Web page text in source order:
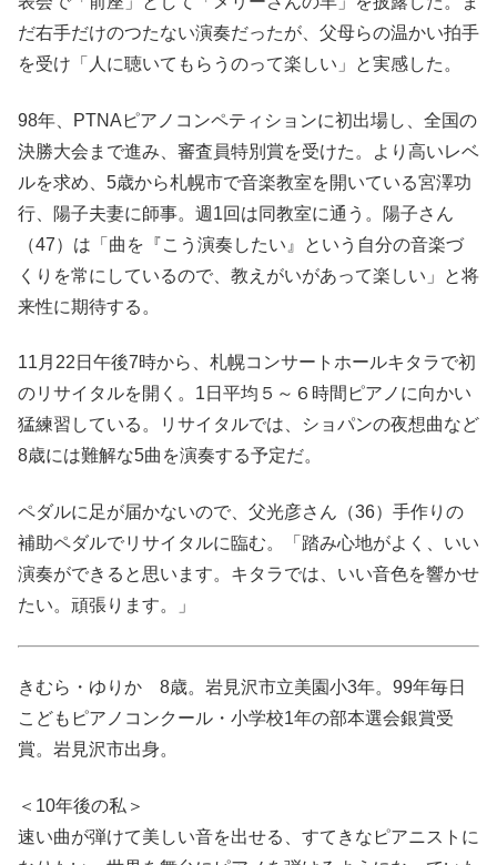
だ右手だけのつたない演奏だったが、父母らの温かい拍手
を受け「人に聴いてもらうのって楽しい」と実感した。
98年、PTNAピアノコンペティションに初出場し、全国の
決勝大会まで進み、審査員特別賞を受けた。より高いレベ
ルを求め、5歳から札幌市で音楽教室を開いている宮澤功
行、陽子夫妻に師事。週1回は同教室に通う。陽子さん
（47）は「曲を『こう演奏したい』という自分の音楽づ
くりを常にしているので、教えがいがあって楽しい」と将
来性に期待する。
11月22日午後7時から、札幌コンサートホールキタラで初
のリサイタルを開く。1日平均５～６時間ピアノに向かい
猛練習している。リサイタルでは、ショパンの夜想曲など
8歳には難解な5曲を演奏する予定だ。
ペダルに足が届かないので、父光彦さん（36）手作りの
補助ペダルでリサイタルに臨む。「踏み心地がよく、いい
演奏ができると思います。キタラでは、いい音色を響かせ
たい。頑張ります。」
きむら・ゆりか 8歳。岩見沢市立美園小3年。99年毎日
こどもピアノコンクール・小学校1年の部本選会銀賞受
賞。岩見沢市出身。
＜10年後の私＞
速い曲が弾けて美しい音を出せる、すてきなピアニストに